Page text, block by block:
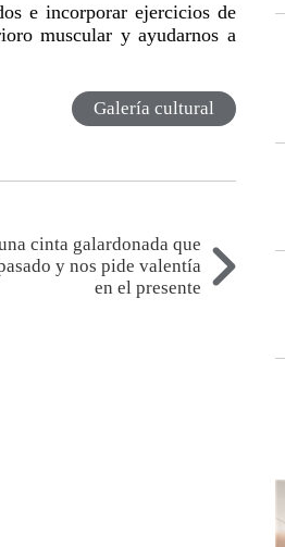
e incorporar ejercicios de
muscular y ayudarnos a
Galería cultural
cinta galardonada que
y nos pide valentía
en el presente